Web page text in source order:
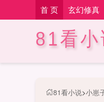
首 页 玄幻修真
81看小
81看小说>小崽